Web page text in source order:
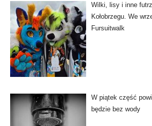
Wilki, lisy i inne
Kołobrzegu. We
Fursuitwalk
W piątek część
będzie bez wody